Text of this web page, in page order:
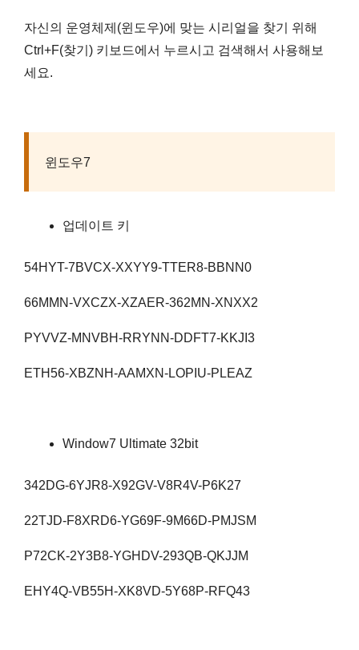
자신의 운영체제(윈도우)에 맞는 시리얼을 찾기 위해
Ctrl+F(찾기) 키보드에서 누르시고 검색해서 사용해보
세요.
윈도우7
업데이트 키
54HYT-7BVCX-XXYY9-TTER8-BBNN0
66MMN-VXCZX-XZAER-362MN-XNXX2
PYVVZ-MNVBH-RRYNN-DDFT7-KKJI3
ETH56-XBZNH-AAMXN-LOPIU-PLEAZ
Window7 Ultimate 32bit
342DG-6YJR8-X92GV-V8R4V-P6K27
22TJD-F8XRD6-YG69F-9M66D-PMJSM
P72CK-2Y3B8-YGHDV-293QB-QKJJM
EHY4Q-VB55H-XK8VD-5Y68P-RFQ43